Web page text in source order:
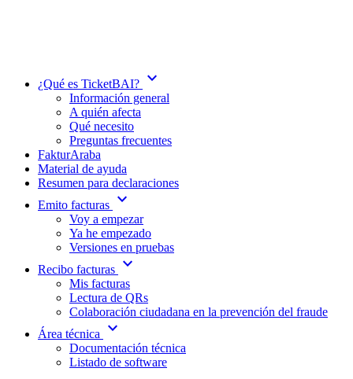
¿Qué es TicketBAI? expand_more
Información general
A quién afecta
Qué necesito
Preguntas frecuentes
FakturAraba
Material de ayuda
Resumen para declaraciones
Emito facturas expand_more
Voy a empezar
Ya he empezado
Versiones en pruebas
Recibo facturas expand_more
Mis facturas
Lectura de QRs
Colaboración ciudadana en la prevención del fraude
Área técnica
expand_more
Documentación técnica
Listado de software